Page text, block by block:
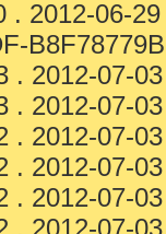
. 2012-06-
. 2012-07-
. 2012-07-
. 2012-07-
. 2012-07-
. 2012-07-